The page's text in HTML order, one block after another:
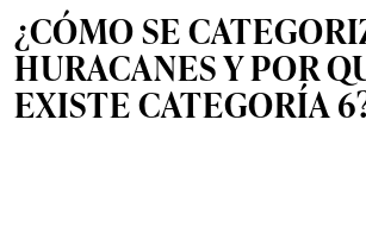
¿CÓMO SE
HURACANES Y POR
EXISTE CATEGORÍA